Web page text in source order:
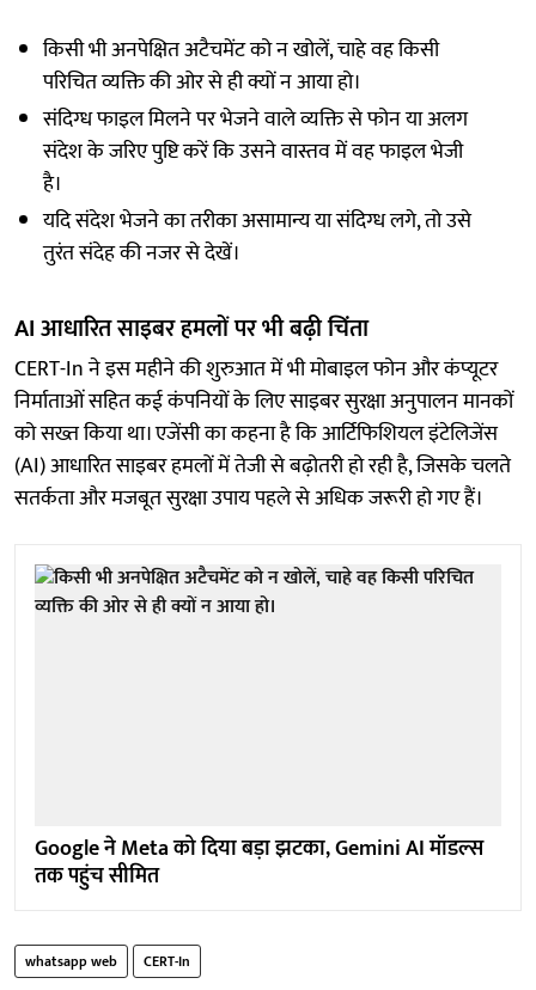
किसी भी अनपेक्षित अटैचमेंट को न खोलें, चाहे वह किसी
परिचित व्यक्ति की ओर से ही क्यों न आया हो।
संदिग्ध फाइल मिलने पर भेजने वाले व्यक्ति से फोन या अलग
संदेश के जरिए पुष्टि करें कि उसने वास्तव में वह फाइल भेजी
है।
यदि संदेश भेजने का तरीका असामान्य या संदिग्ध लगे, तो उसे
तुरंत संदेह की नजर से देखें।
AI आधारित साइबर हमलों पर भी बढ़ी चिंता
CERT-In ने इस महीने की शुरुआत में भी मोबाइल फोन और कंप्यूटर
निर्माताओं सहित कई कंपनियों के लिए साइबर सुरक्षा अनुपालन मानकों
को सख्त किया था। एजेंसी का कहना है कि आर्टिफिशियल इंटेलिजेंस
(AI) आधारित साइबर हमलों में तेजी से बढ़ोतरी हो रही है, जिसके चलते
सतर्कता और मजबूत सुरक्षा उपाय पहले से अधिक जरूरी हो गए हैं।
Google ने Meta को दिया बड़ा झटका, Gemini AI मॉडल्स
तक पहुंच सीमित
whatsapp web CERT-In